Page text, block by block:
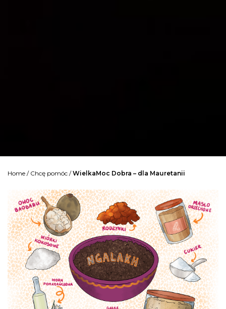
Home / Chcę pomóc /WielkaMoc Dobra – dla Mauretanii